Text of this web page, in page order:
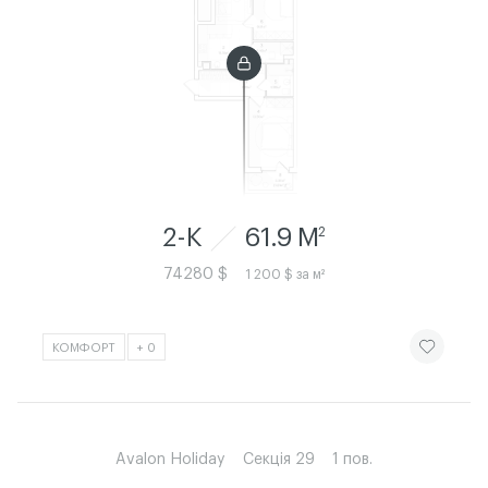
2-К 61.9 M2
74280 $ 1 200 $ за м²
КОМФОРТ + 0 ЧИТАТИ
Avalon Holiday Секція 29 1 пов.